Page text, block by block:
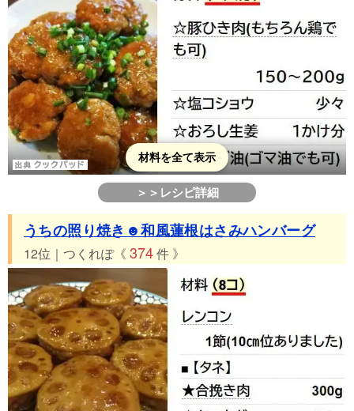
材料を全て表示
＞＞レシピ詳細
うちの照り焼き☻和風蓮根はさみハンバーグ
12位｜つくれぽ《 374件 》